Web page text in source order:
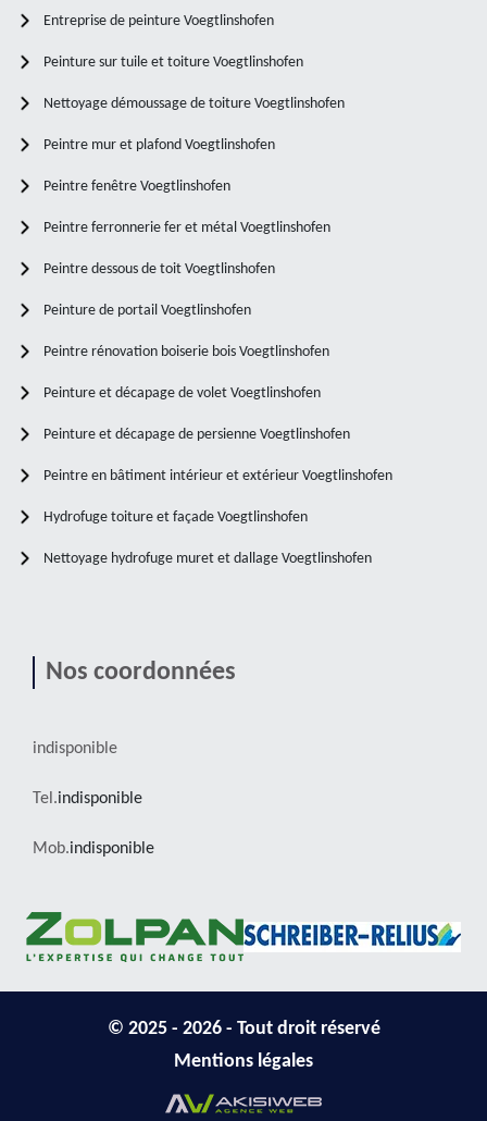
Entreprise de peinture Voegtlinshofen
Peinture sur tuile et toiture Voegtlinshofen
Nettoyage démoussage de toiture Voegtlinshofen
Peintre mur et plafond Voegtlinshofen
Peintre fenêtre Voegtlinshofen
Peintre ferronnerie fer et métal Voegtlinshofen
Peintre dessous de toit Voegtlinshofen
Peinture de portail Voegtlinshofen
Peintre rénovation boiserie bois Voegtlinshofen
Peinture et décapage de volet Voegtlinshofen
Peinture et décapage de persienne Voegtlinshofen
Peintre en bâtiment intérieur et extérieur Voegtlinshofen
Hydrofuge toiture et façade Voegtlinshofen
Nettoyage hydrofuge muret et dallage Voegtlinshofen
Nos coordonnées
indisponible
Tel.indisponible
Mob.indisponible
© 2025 - 2026 - Tout droit réservé
Mentions légales